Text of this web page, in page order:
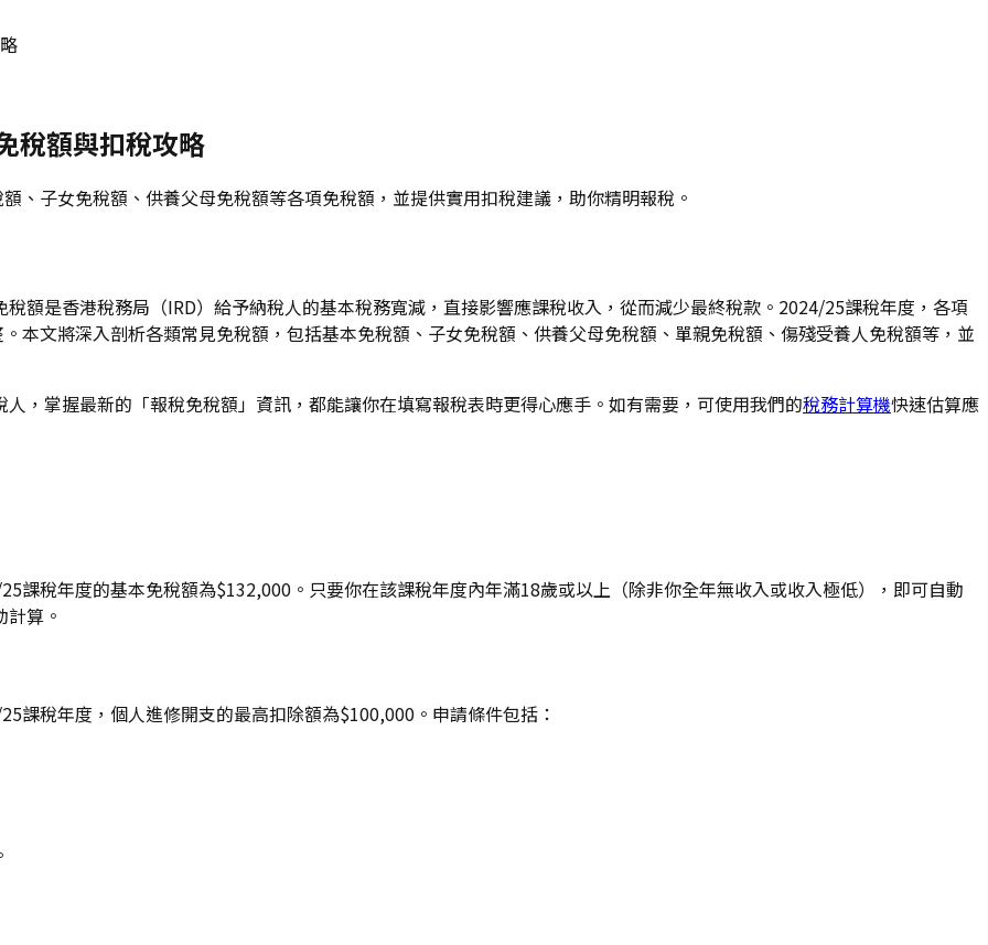
稅額與扣稅攻略
、子女免稅額、供養父母免稅額等各項免稅額，並提供實用扣稅建議，助你精明報稅。
額是香港稅務局（IRD）給予納稅人的基本稅務寬減，直接影響應課稅收入，從而減少最終稅款。2024/25課稅年度，各項
本文將深入剖析各類常見免稅額，包括基本免稅額、子女免稅額、供養父母免稅額、單親免稅額、傷殘受養人免稅額等，並
，掌握最新的「報稅免稅額」資訊，都能讓你在填寫報稅表時更得心應手。如有需要，可使用我們的稅務計算機快速估算應
課稅年度的基本免稅額為$132,000。只要你在該課稅年度內年滿18歲或以上（除非你全年無收入或收入極低），即可自動
算。
課稅年度，個人進修開支的最高扣除額為$100,000。申請條件包括：